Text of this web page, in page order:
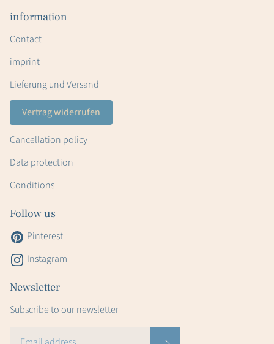
information
Contact
imprint
Lieferung und Versand
Vertrag widerrufen
Cancellation policy
Data protection
Conditions
Follow us
Pinterest
Instagram
Newsletter
Subscribe to our newsletter